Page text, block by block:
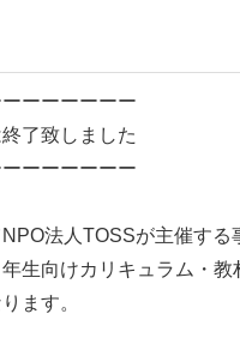
ーーーーーー
了致しました
ーーーーーー
法人TOSSが主催する
年⽣向けカリキュラム・
ます。